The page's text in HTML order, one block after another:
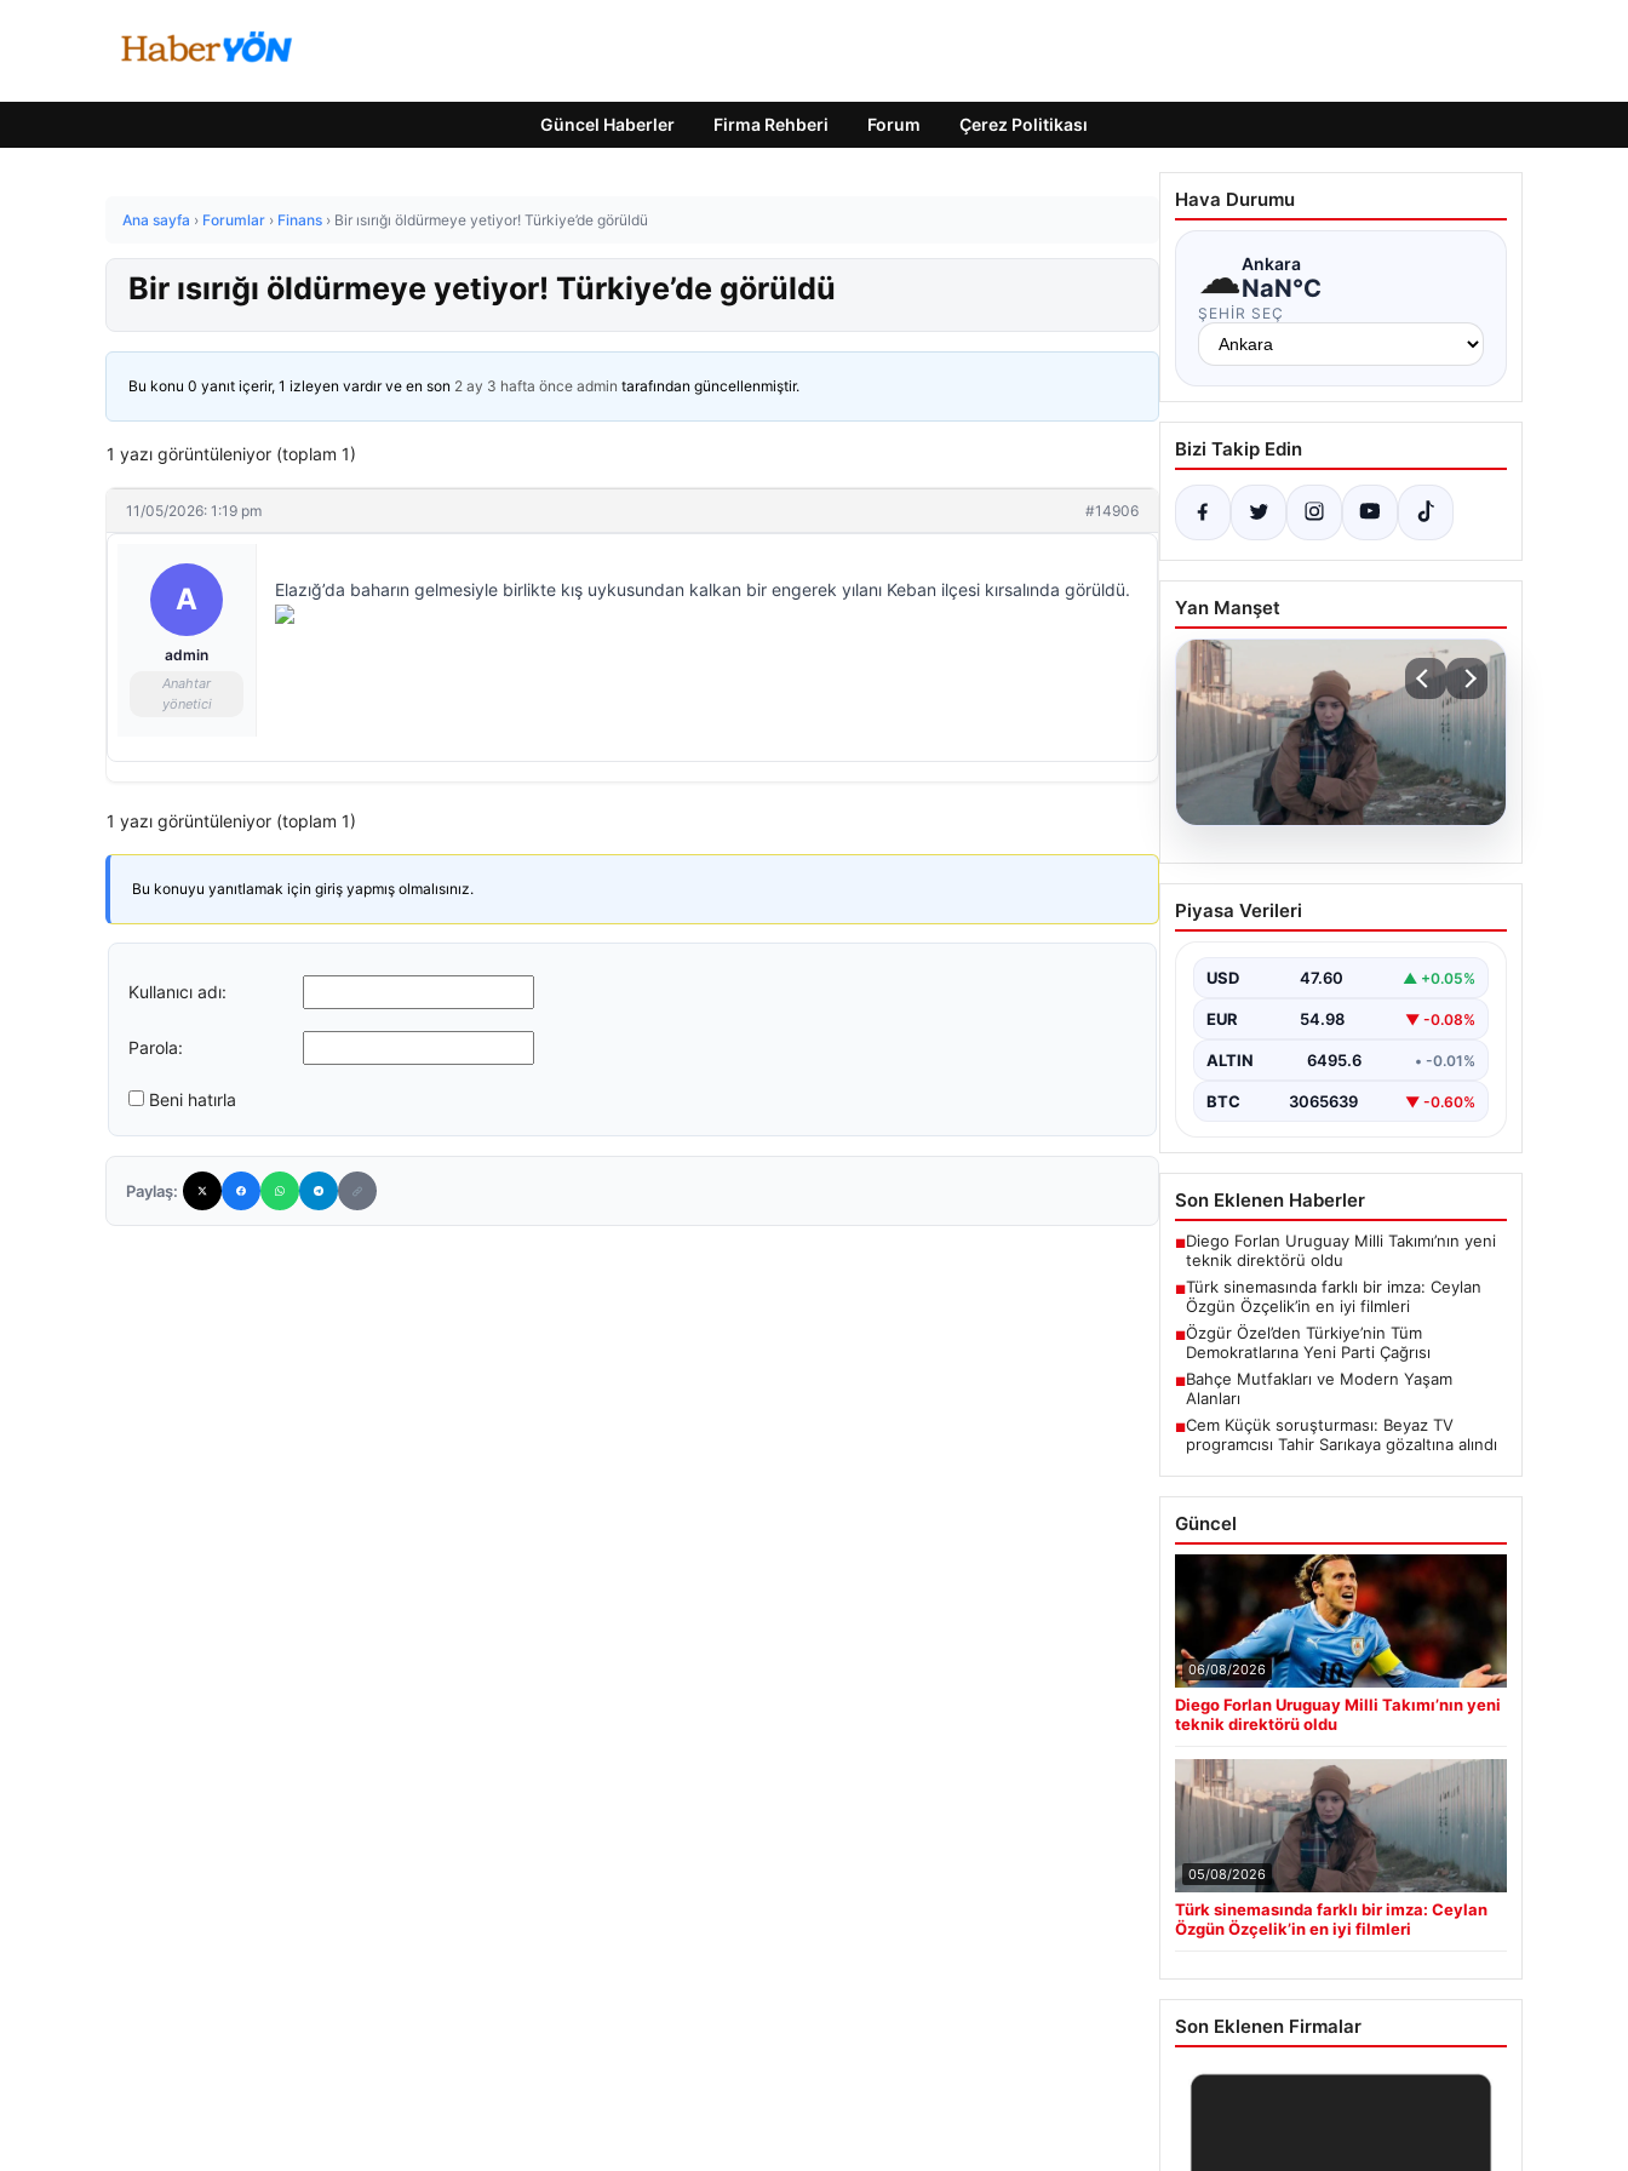
Güncel Haberler Firma Rehberi Forum Çerez Politikası
Ana sayfa › Forumlar › Finans › Bir ısırığı öldürmeye yetiyor! Türkiye’de görüldü
Bir ısırığı öldürmeye yetiyor! Türkiye’de görüldü
Bu konu 0 yanıt içerir, 1 izleyen vardır ve en son 2 ay 3 hafta önce admin tarafından güncellenmiştir.
1 yazı görüntüleniyor (toplam 1)
11/05/2026: 1:19 pm #14906
A
admin
Anahtar
yönetici
Elazığ’da baharın gelmesiyle birlikte kış uykusundan kalkan bir engerek yılanı Keban ilçesi kırsalında görüldü.
1 yazı görüntüleniyor (toplam 1)
Bu konuyu yanıtlamak için giriş yapmış olmalısınız.
Kullanıcı adı:
Parola:
Beni hatırla
Paylaş:
Hava Durumu
☁Ankara
NaN°C
ŞEHIR SEÇ
Bizi Takip Edin
Yan Manşet
05.08.2026
Türk sinemasında farklı bir
imza: Ceylan Özgün
Piyasa Verileri
USD 47.60 ▲ +0.05%
EUR 54.98 ▼ -0.08%
ALTIN 6495.6 • -0.01%
BTC 3065639 ▼ -0.60%
Son Eklenen Haberler
■Diego Forlan Uruguay Milli Takımı’nın yeni
teknik direktörü oldu
■Türk sinemasında farklı bir imza: Ceylan
Özgün Özçelik’in en iyi filmleri
■Özgür Özel’den Türkiye’nin Tüm
Demokratlarına Yeni Parti Çağrısı
■Bahçe Mutfakları ve Modern Yaşam
Alanları
■Cem Küçük soruşturması: Beyaz TV
programcısı Tahir Sarıkaya gözaltına alındı
Güncel
06/08/2026
Diego Forlan Uruguay Milli Takımı’nın yeni
teknik direktörü oldu
05/08/2026
Türk sinemasında farklı bir imza: Ceylan
Özgün Özçelik’in en iyi filmleri
Son Eklenen Firmalar